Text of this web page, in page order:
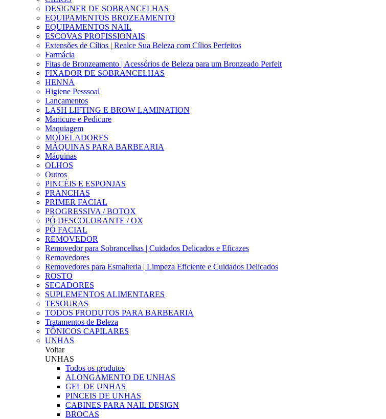
DESIGNER DE SOBRANCELHAS
EQUIPAMENTOS BROZEAMENTO
EQUIPAMENTOS NAIL
ESCOVAS PROFISSIONAIS
Extensões de Cílios | Realce Sua Beleza com Cílios Perfeitos
Farmácia
Fitas de Bronzeamento | Acessórios de Beleza para um Bronzeado Perfeit
FIXADOR DE SOBRANCELHAS
HENNA
Higiene Pesssoal
Lançamentos
LASH LIFTING E BROW LAMINATION
Manicure e Pedicure
Maquiagem
MODELADORES
MÁQUINAS PARA BARBEARIA
Máquinas
OLHOS
Outros
PINCÉIS E ESPONJAS
PRANCHAS
PRIMER FACIAL
PROGRESSIVA / BOTOX
PÓ DESCOLORANTE / OX
PÓ FACIAL
REMOVEDOR
Removedor para Sobrancelhas | Cuidados Delicados e Eficazes
Removedores
Removedores para Esmalteria | Limpeza Eficiente e Cuidados Delicados
ROSTO
SECADORES
SUPLEMENTOS ALIMENTARES
TESOURAS
TODOS PRODUTOS PARA BARBEARIA
Tratamentos de Beleza
TÔNICOS CAPILARES
UNHAS
Voltar
UNHAS
Todos os produtos
ALONGAMENTO DE UNHAS
GEL DE UNHAS
PINCEIS DE UNHAS
CABINES PARA NAIL DESIGN
BROCAS